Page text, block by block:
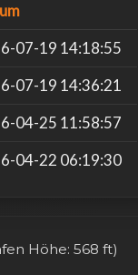
07-19 14:18:55
07-19 14:36:21
04-25 11:58:57
04-22 06:19:30
Höhe: 568 ft)